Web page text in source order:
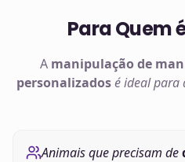
Para Quem
A manipulação de
personalizados é ideal para
Animais que precisam de